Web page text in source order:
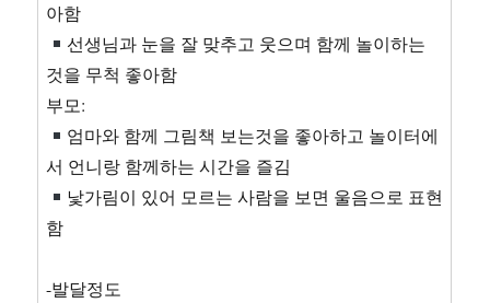
아함
선생님과 눈을 잘 맞추고 웃으며 함께 놀이하는
것을 무척 좋아함
부모:
엄마와 함께 그림책 보는것을 좋아하고 놀이터에
서 언니랑 함께하는 시간을 즐김
낯가림이 있어 모르는 사람을 보면 울음으로 표현
함
-발달정도